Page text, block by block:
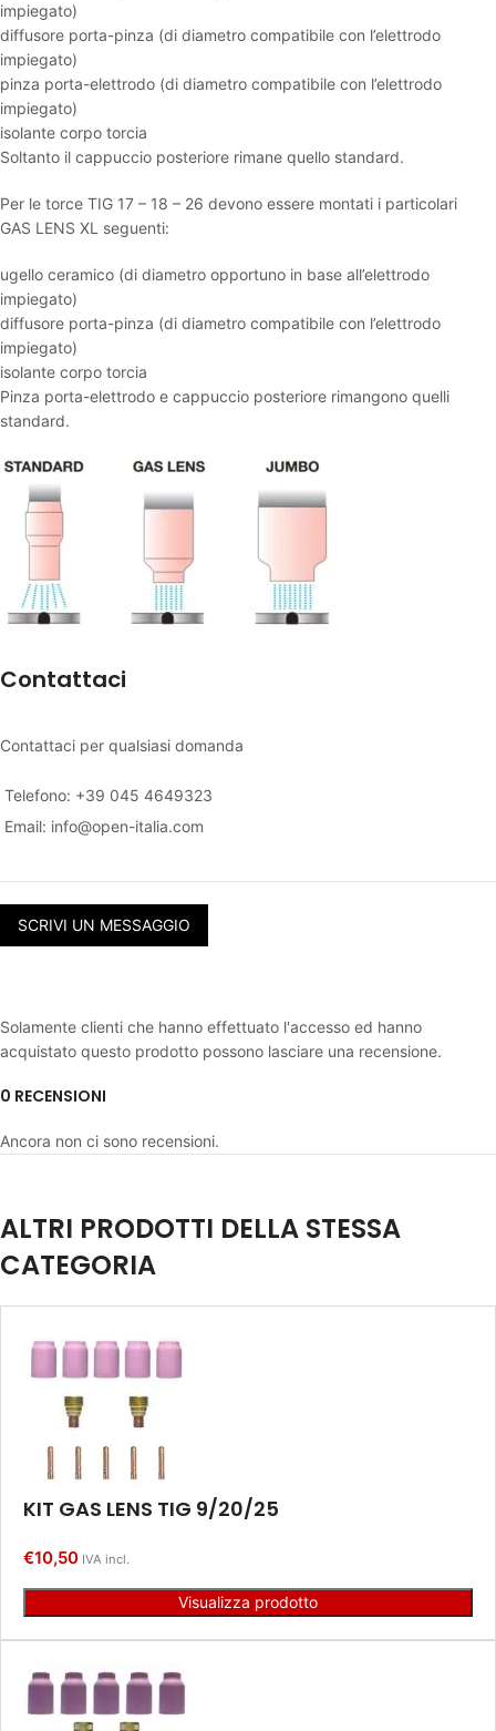
impiegato)
diffusore porta-pinza (di diametro compatibile con l’elettrodo
impiegato)
pinza porta-elettrodo (di diametro compatibile con l’elettrodo
impiegato)
isolante corpo torcia
Soltanto il cappuccio posteriore rimane quello standard.
Per le torce TIG 17 – 18 – 26 devono essere montati i particolari
GAS LENS XL seguenti:
ugello ceramico (di diametro opportuno in base all’elettrodo
impiegato)
diffusore porta-pinza (di diametro compatibile con l’elettrodo
impiegato)
isolante corpo torcia
Pinza porta-elettrodo e cappuccio posteriore rimangono quelli
standard.
Contattaci
Contattaci per qualsiasi domanda
SCRIVI UN MESSAGGIO
Telefono: +39 045 4649323
Email: info@open-italia.com
0 RECENSIONI
Ancora non ci sono recensioni.
Solamente clienti che hanno effettuato l'accesso ed hanno
acquistato questo prodotto possono lasciare una recensione.
ALTRI PRODOTTI DELLA STESSA
CATEGORIA
KIT GAS LENS TIG 9/20/25
€10,50 IVA incl.
Visualizza prodotto